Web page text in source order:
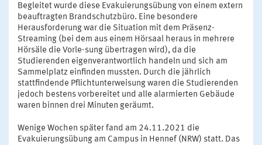
Begleitet wurde diese Evakuierungsübung von einem extern
beauftragten Brandschutzbüro. Eine besondere
Herausforderung war die Situation mit dem Präsenz-
Streaming (bei dem aus einem Hörsaal heraus in mehrere
Hörsäle die Vorle-sung übertragen wird), da die
Studierenden eigenverantwortlich handeln und sich am
Sammelplatz einfinden mussten. Durch die jährlich
stattfindende Pflichtunterweisung waren die Studierenden
jedoch bestens vorbereitet und alle alarmierten Gebäude
waren binnen drei Minuten geräumt.
Wenige Wochen später fand am 24.11.2021 die
Evakuierungsübung am Campus in Hennef (NRW) statt. Das